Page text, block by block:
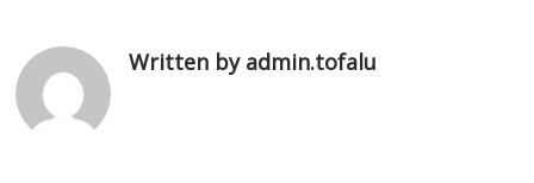
Written by admin.tofalu